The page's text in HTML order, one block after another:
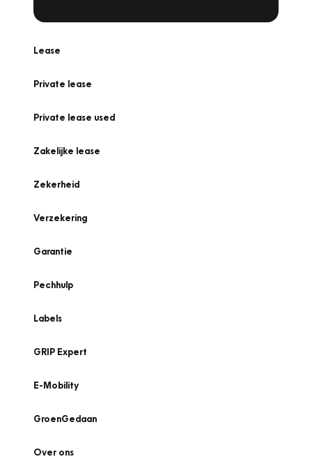
Lease
Private lease
Private lease used
Zakelijke lease
Zekerheid
Verzekering
Garantie
Pechhulp
Labels
GRIP Expert
E-Mobility
GroenGedaan
Over ons